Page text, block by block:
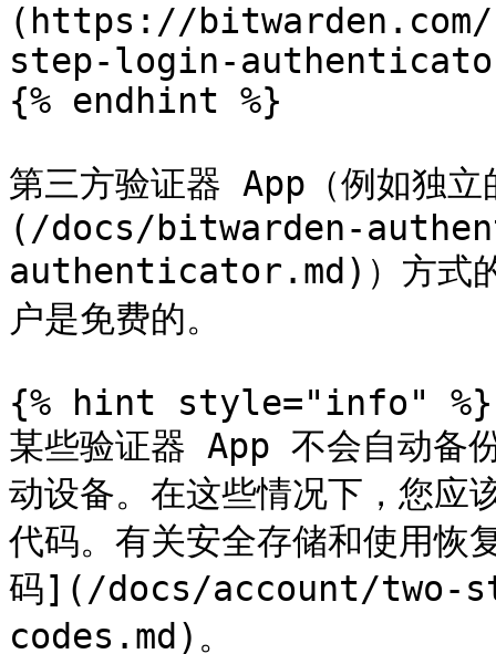
(https://
step-login-
{% endhint %}
第三方验证器 App（例如
(/docs/bitwarden-
authenticator.md)）方式
户是免费的。
{% hint style="info" %}
某些验证器 App 不会自动备
动设备。在这些情况下，您应
代码。有关安全存储和使用恢
码](/docs/account/two-
codes.md)。